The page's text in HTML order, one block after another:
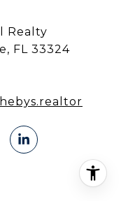
Realty
FL 33324